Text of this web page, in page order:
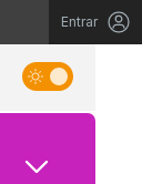
Entrar